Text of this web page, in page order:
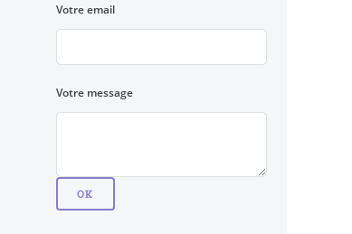
Votre email
Votre message